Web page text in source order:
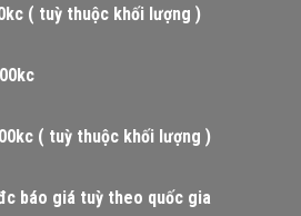
( tuỳ thuộc khối lượng )
( tuỳ thuộc khối lượng )
báo giá tuỳ theo quốc gia